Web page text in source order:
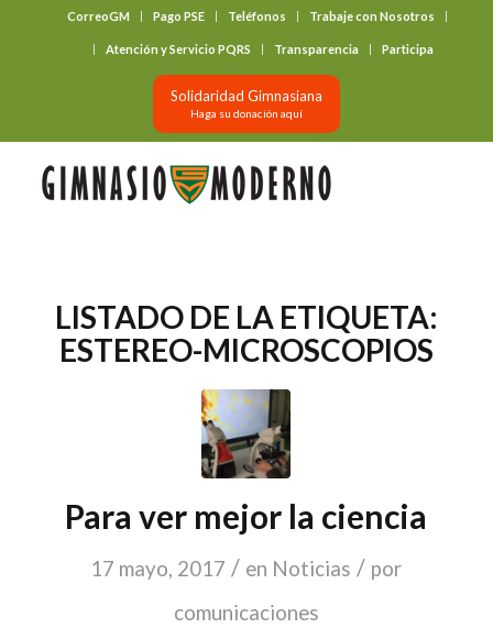
CorreoGM Pago PSE Teléfonos Trabaje con Nosotros
Atención y Servicio PQRS Transparencia Participa
Solidaridad Gimnasiana
Haga su donación aquí
LISTADO DE LA ETIQUETA:
ESTEREO-MICROSCOPIOS
Para ver mejor la ciencia
17 mayo, 2017 / en Noticias / por
comunicaciones